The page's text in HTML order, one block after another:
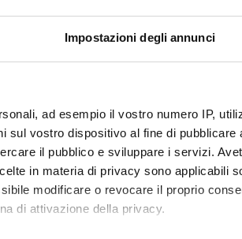
Impostazioni degli annunci
ad esempio il vostro numero IP,
vostro dispositivo al fine di pubblicare
il pubblico e sviluppare i servizi.
in materia di privacy sono applicabili
modificare o revocare il proprio
di attivazione della privacy.
2026) - Bachelor’s degree in Humanities